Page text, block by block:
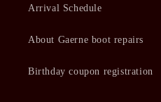
Arrival Schedule
About Gaerne boot repairs
Birthday coupon registration